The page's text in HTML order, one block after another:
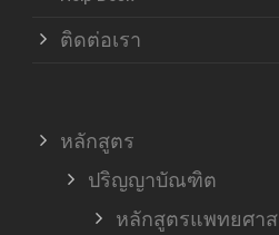
ติดต่อเรา
หลักสูตร
ปริญญาบัณฑิต
หลักสูตรแพทยศา